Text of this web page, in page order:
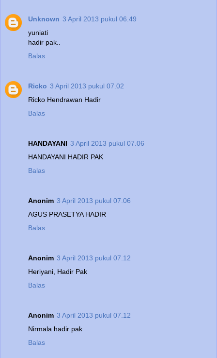
Unknown 3 April 2013 pukul 06.49
yuniati
hadir pak..
Balas
Ricko 3 April 2013 pukul 07.02
Ricko Hendrawan Hadir
Balas
HANDAYANI 3 April 2013 pukul 07.06
HANDAYANI HADIR PAK
Balas
Anonim 3 April 2013 pukul 07.06
AGUS PRASETYA HADIR
Balas
Anonim 3 April 2013 pukul 07.12
Heriyani, Hadir Pak
Balas
Anonim 3 April 2013 pukul 07.12
Nirmala hadir pak
Balas